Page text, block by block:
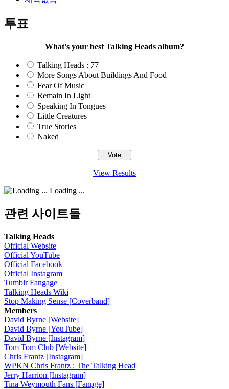
투표
What's your best Talking Heads album?
Talking Heads : 77
More Songs About Buildings And Food
Fear Of Music
Remain In Light
Speaking In Tongues
Little Creatures
True Stories
Naked
View Results
Loading ...
관련 사이트들
Talking Heads
Official Website
Official YouTube
Official Facebook
Official Instagram
Tumblr Fangage
Talking Heads Wiki
Stop Making Sense [Coverband]
Members
David Byrne [Website]
David Byrne [YouTube]
David Byrne [Instagram]
Tom Tom Club [Website]
Chris Frantz [Instagram]
WPKN Chris Frantz : The Talking Head
Jerry Harrion [Instagram]
Tina Weymouth Fans [Fanpge]